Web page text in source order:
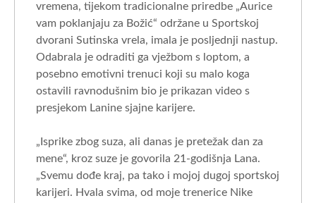
vremena, tijekom tradicionalne priredbe „Aurice
vam poklanjaju za Božić“ održane u Sportskoj
dvorani Sutinska vrela, imala je posljednji nastup.
Odabrala je odraditi ga vježbom s loptom, a
posebno emotivni trenuci koji su malo koga
ostavili ravnodušnim bio je prikazan video s
presjekom Lanine sjajne karijere.
„Isprike zbog suza, ali danas je pretežak dan za
mene“, kroz suze je govorila 21-godišnja Lana.
„Svemu dođe kraj, pa tako i mojoj dugoj sportskoj
karijeri. Hvala svima, od moje trenerice Nike